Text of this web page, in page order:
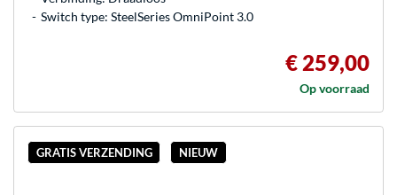
Switch type: SteelSeries OmniPoint 3.0
€ 259,00
Op voorraad
GRATIS VERZENDING NIEUW